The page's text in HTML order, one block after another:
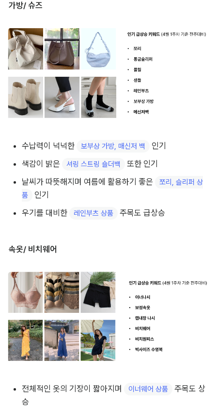
가방/ 슈즈
수납력이 넉넉한 보부상 가방, 매신저 백
인기
색감이 밝은
셔링 스트링 숄더백
또한 인기
날씨가 따뜻해지며 여름에 활용하기 좋은
쪼리, 슬리퍼 상
품
인기
우기를 대비한
레인부츠 상품 주목도 급상승
속옷/ 비치웨어
전체적인 옷의 기장이 짧아지며 이너웨어 상품
주목도 상
승